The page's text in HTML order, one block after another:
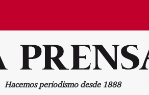
Hacemos periodismo desde 1888